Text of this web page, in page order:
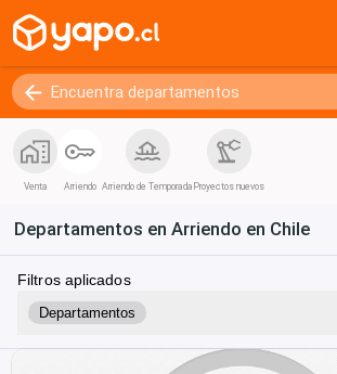
Venta Arriendo Arriendo de Temporada Proyectos nuevos
Departamentos en Arriendo en Chile
Filtros aplicados
Departamentos